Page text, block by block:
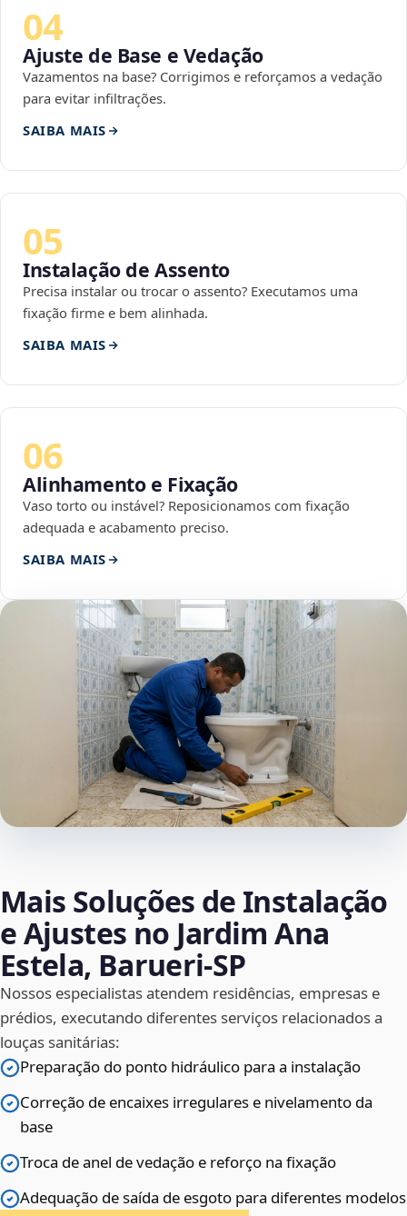
04
Ajuste de Base e Vedação
Vazamentos na base? Corrigimos e reforçamos a vedação
para evitar infiltrações.
SAIBA MAIS
05
Instalação de Assento
Precisa instalar ou trocar o assento? Executamos uma
fixação firme e bem alinhada.
SAIBA MAIS
06
Alinhamento e Fixação
Vaso torto ou instável? Reposicionamos com fixação
adequada e acabamento preciso.
SAIBA MAIS
Mais Soluções de Instalação
e Ajustes no Jardim Ana
Estela, Barueri‑SP
Nossos especialistas atendem residências, empresas e
prédios, executando diferentes serviços relacionados a
louças sanitárias:
Preparação do ponto hidráulico para a instalação
Correção de encaixes irregulares e nivelamento da
base
Troca de anel de vedação e reforço na fixação
Adequação de saída de esgoto para diferentes modelos